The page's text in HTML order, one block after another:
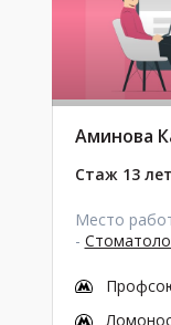
Аминова
Стаж 13 лет
Место
-